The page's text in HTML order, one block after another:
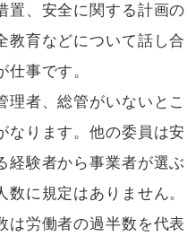
置、安全に関する計画の
教育などについて話し合
事です。
理者、総管がいないとこ
なります。他の委員は安
経験者から事業者が選ぶ
に規定はありません。
は労働者の過半数を代表